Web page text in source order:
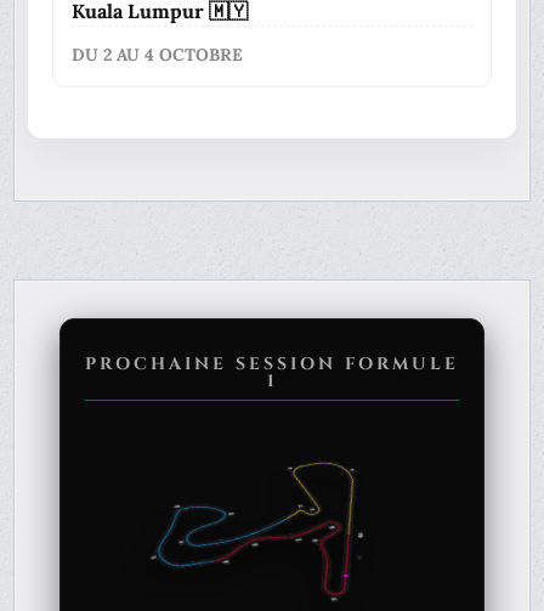
Kuala Lumpur 🇲🇾
DU 2 AU 4 OCTOBRE
PROCHAINE SESSION FORMULE
1